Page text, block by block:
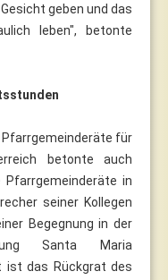
geben und das
leben", betonte
Pfarrgemeinderäte für
betonte auch
Pfarrgemeinderäte in
seiner Kollegen
Begegnung in der
Santa Maria
ist das Rückgrat des